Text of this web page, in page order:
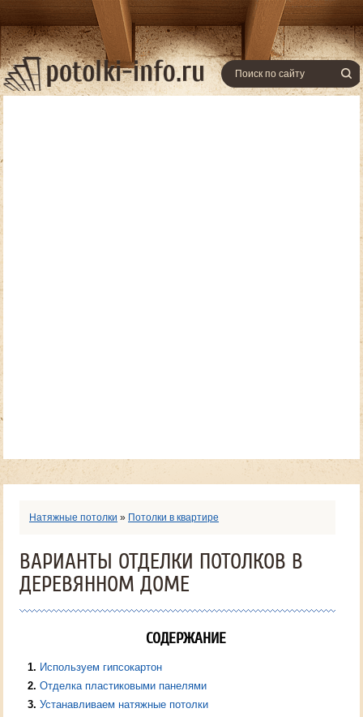
Натяжные потолки » Потолки в квартире
ВАРИАНТЫ ОТДЕЛКИ ПОТОЛКОВ В
ДЕРЕВЯННОМ ДОМЕ
СОДЕРЖАНИЕ
1
Используем гипсокартон
2 Отделка пластиковыми панелями
3 Устанавливаем натяжные потолки